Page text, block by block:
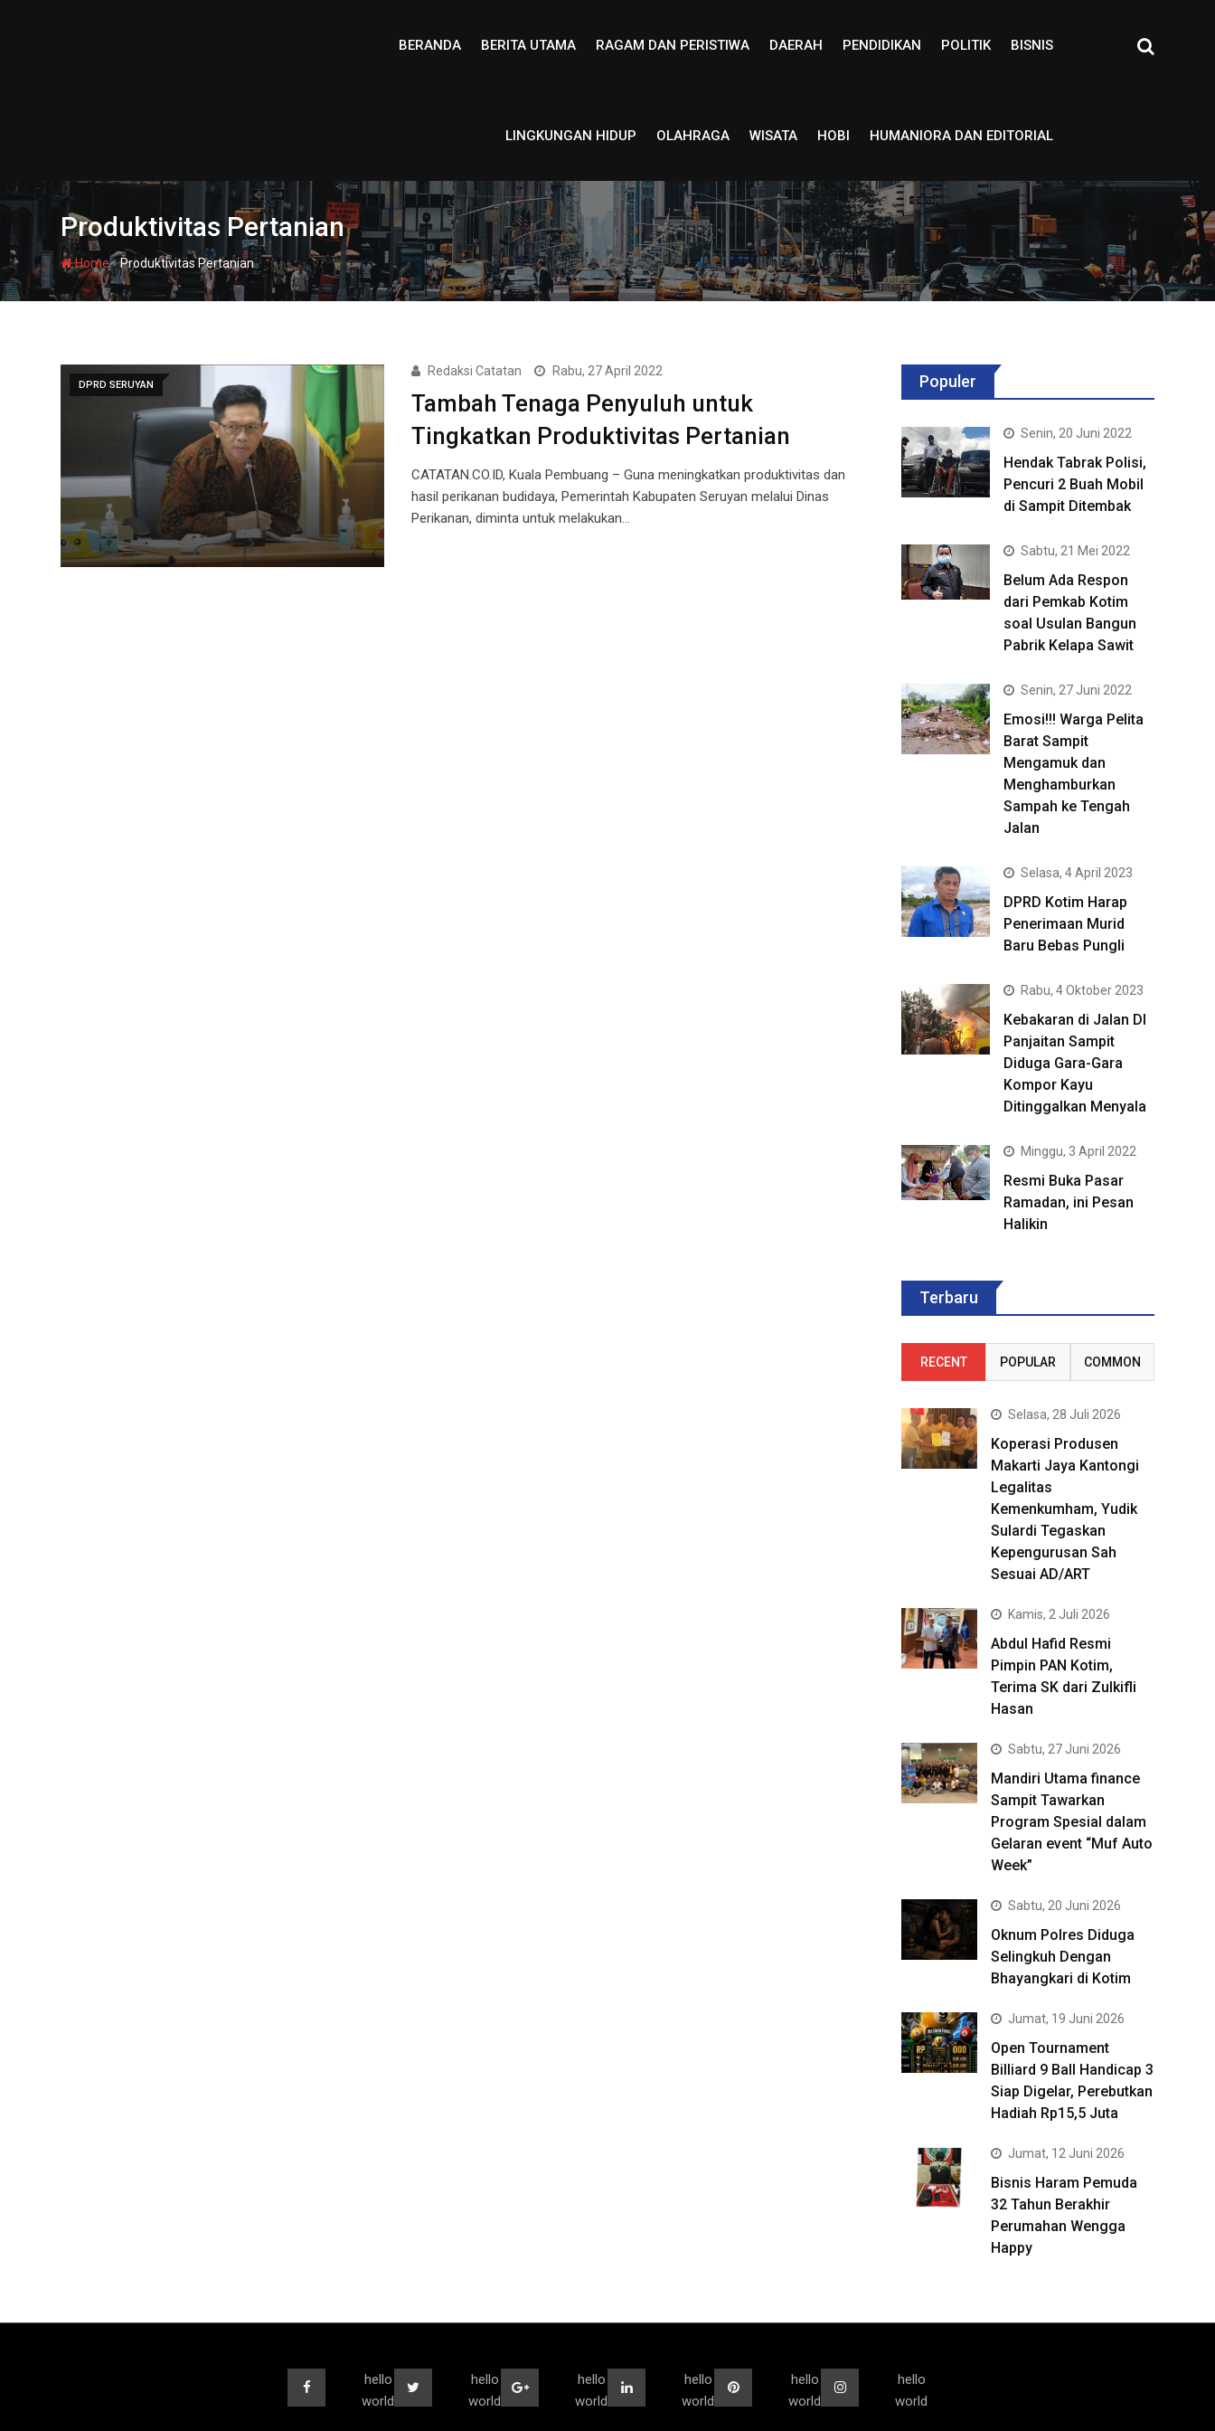
BERANDA BERITA UTAMA RAGAM DAN PERISTIWA DAERAH PENDIDIKAN POLITIK BISNIS
LINGKUNGAN HIDUP OLAHRAGA WISATA HOBI HUMANIORA DAN EDITORIAL
Produktivitas Pertanian
Home-Produktivitas Pertanian
DPRD SERUYAN
Redaksi Catatan Rabu, 27 April 2022
Tambah Tenaga Penyuluh untuk
Tingkatkan Produktivitas Pertanian
CATATAN.CO.ID, Kuala Pembuang – Guna meningkatkan produktivitas dan
hasil perikanan budidaya, Pemerintah Kabupaten Seruyan melalui Dinas
Perikanan, diminta untuk melakukan…
Populer
Senin, 20 Juni 2022
Hendak Tabrak Polisi,
Pencuri 2 Buah Mobil
di Sampit Ditembak
Sabtu, 21 Mei 2022
Belum Ada Respon
dari Pemkab Kotim
soal Usulan Bangun
Pabrik Kelapa Sawit
Senin, 27 Juni 2022
Emosi!!! Warga Pelita
Barat Sampit
Mengamuk dan
Menghamburkan
Sampah ke Tengah
Jalan
Selasa, 4 April 2023
DPRD Kotim Harap
Penerimaan Murid
Baru Bebas Pungli
Rabu, 4 Oktober 2023
Kebakaran di Jalan DI
Panjaitan Sampit
Diduga Gara-Gara
Kompor Kayu
Ditinggalkan Menyala
Minggu, 3 April 2022
Resmi Buka Pasar
Ramadan, ini Pesan
Halikin
Terbaru
RECENT POPULAR COMMON
Selasa, 28 Juli 2026
Koperasi Produsen
Makarti Jaya Kantongi
Legalitas
Kemenkumham, Yudik
Sulardi Tegaskan
Kepengurusan Sah
Sesuai AD/ART
Kamis, 2 Juli 2026
Abdul Hafid Resmi
Pimpin PAN Kotim,
Terima SK dari Zulkifli
Hasan
Sabtu, 27 Juni 2026
Mandiri Utama finance
Sampit Tawarkan
Program Spesial dalam
Gelaran event “Muf Auto
Week”
Sabtu, 20 Juni 2026
Oknum Polres Diduga
Selingkuh Dengan
Bhayangkari di Kotim
Jumat, 19 Juni 2026
Open Tournament
Billiard 9 Ball Handicap 3
Siap Digelar, Perebutkan
Hadiah Rp15,5 Juta
Jumat, 12 Juni 2026
Bisnis Haram Pemuda
32 Tahun Berakhir
Perumahan Wengga
Happy
hello
world
hello
world
hello
world
hello
world
hello
world
hello
world